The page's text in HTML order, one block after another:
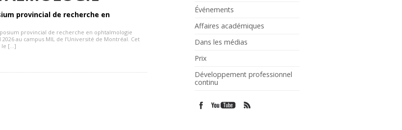
provincial de recherche en
provincial de recherche en ophtalmologie
2026 au campus MIL de l’Université de Montréal. Cet
le […]
Événements
Affaires académiques
Dans les médias
Prix
Développement professionnel
continu